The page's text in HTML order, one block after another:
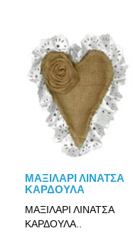
ΜΑΞΙΛΑΡΙ ΛΙΝΑΤΣΑ
ΚΑΡΔΟΥΛΑ
ΜΑΞΙΛΑΡΙ ΛΙΝΑΤΣΑ
ΚΑΡΔΟΥΛΑ..